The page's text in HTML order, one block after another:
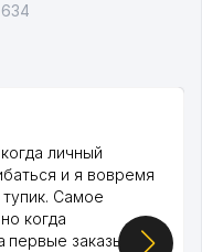
634
личный
и я вовремя
Самое
когда
первые заказы,